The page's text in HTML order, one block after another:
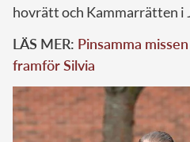
hovrätt och Kammarrätten i
LÄS MER: Pinsamma
framför Silvia